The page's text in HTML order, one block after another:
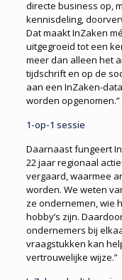
directe business op,
kennisdeling,
Dat maakt InZaken
uitgegroeid tot een
meer dan alleen het
tijdschrift en op de
aan een InZaken-
worden opgenomen.”
1-op-1 sessie
Daarnaast fungeert
22 jaar regionaal
vergaard, waarmee
worden. We weten
ze ondernemen, wie
hobby’s zijn.
ondernemers bij
vraagstukken kan
vertrouwelijke wijze.”